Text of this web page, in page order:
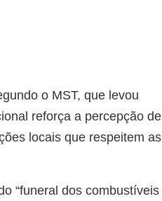
o MST, que levou
reforça a percepção de
locais que respeitem as
“funeral dos combustíveis